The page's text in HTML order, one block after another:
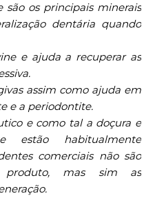
são os principais minerais
dentária quando
e ajuda a recuperar as
assim como ajuda em
e a periodontite.
e como tal a doçura e
estão habitualmente
comerciais não são
produto, mas sim as